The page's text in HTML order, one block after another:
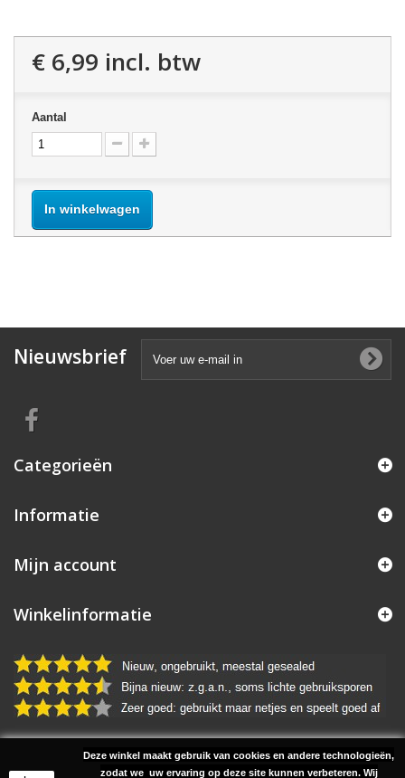
€ 6,99 incl. btw
Aantal
In winkelwagen
Nieuwsbrief
Categorieën
Informatie
© 2026 Project 38 Music | Realisatie: Uw PC Dokter Uden
Mijn account
Winkelinformatie
Deze winkel maakt gebruik van cookies en andere technologieën,
zodat we uw ervaring op deze site kunnen verbeteren. Wij